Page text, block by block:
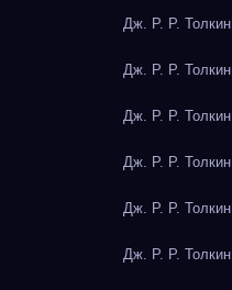
Дж. Р. Р.
Дж. Р. Р.
Дж. Р. Р.
Дж. Р. Р.
Дж. Р. Р.
Дж. Р. Р.